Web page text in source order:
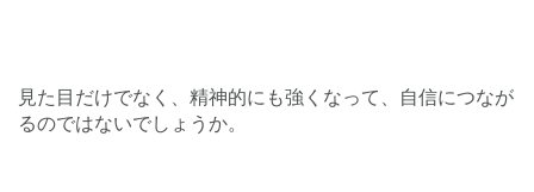
見た目だけでなく、精神的にも強くなって、自信につなが
るのではないでしょうか。